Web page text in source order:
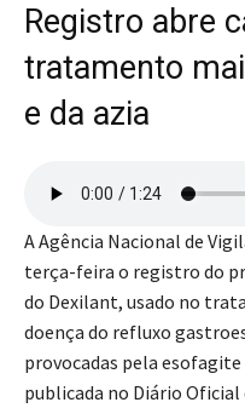
Registro abre
tratamento
e da azia
A Agência Nacional de
terça-feira o registro do
do Dexilant, usado no
doença do refluxo
provocadas pela
publicada no Diário Oficial